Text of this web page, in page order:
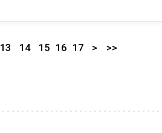
13 14 15 16 17 > >>